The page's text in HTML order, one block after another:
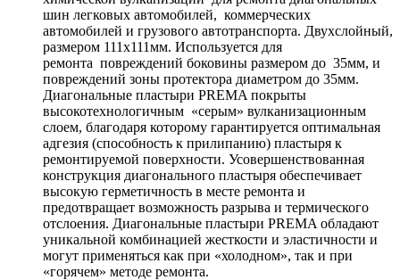
шин легковых автомобилей, коммерческих
автомобилей и грузового автотранспорта. Двухслойный,
размером 111х111мм. Используется для
ремонта повреждений боковины размером до 35мм, и
повреждений зоны протектора диаметром до 35мм.
Диагональные пластыри PREMA покрыты
высокотехнологичным «серым» вулканизационным
слоем, благодаря которому гарантируется оптимальная
адгезия (способность к прилипанию) пластыря к
ремонтируемой поверхности. Усовершенствованная
конструкция диагонального пластыря обеспечивает
высокую герметичность в месте ремонта и
предотвращает возможность разрыва и термического
отслоения. Диагональные пластыри PREMA обладают
уникальной комбинацией жесткости и эластичности и
могут применяться как при «холодном», так и при
«горячем» методе ремонта.